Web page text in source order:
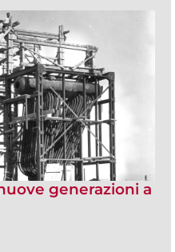
generazioni a